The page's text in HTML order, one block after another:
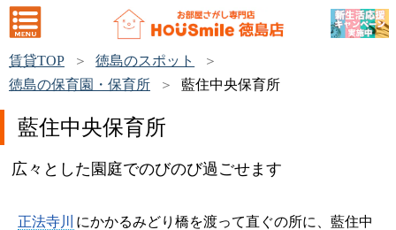
賃貸TOP
徳島のスポット
徳島の保育園・保育所
藍住中央保育所
藍住中央保育所
広々とした園庭でのびのび過ごせます
正法寺川
にかかるみどり橋を渡って直ぐの所に、藍住中